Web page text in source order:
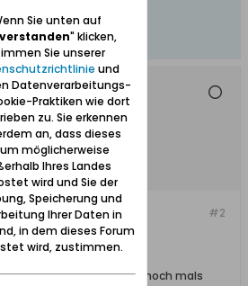
#2
Rezeptesammlung noch mals
Sie unten auf
" klicken,
Sie unserer
und
Datenverarbeitungs-
Praktiken wie dort
zu. Sie erkennen
an, dass dieses
möglicherweise
Ihres Landes
wird und Sie der
Speicherung und
Ihrer Daten in
in dem dieses Forum
wird, zustimmen.